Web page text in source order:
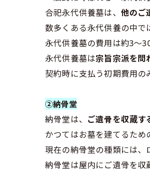
合祀永代供養墓は、 他のご
数多くある永代供養の中で
永代供養墓の費用は約3～
永代供養墓は宗旨宗派を問
契約時に支払う初期費用の
②納骨堂
納骨堂は、 ご遺骨を収蔵す
かつてはお墓を建てるため
現在の納骨堂の種類には、
納骨堂は屋内にご遺骨を